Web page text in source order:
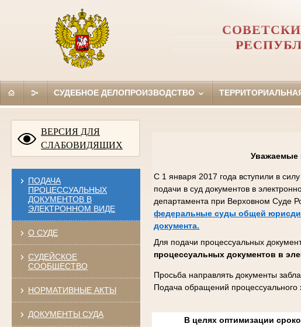
СУДЕБНОЕ ДЕЛОПРОИЗВОДСТВО
ВЕРСИЯ ДЛЯ
СЛАБОВИДЯЩИХ
ПОДАЧА
ПРОЦЕССУАЛЬНЫХ
ДОКУМЕНТОВ В
ЭЛЕКТРОННОМ ВИДЕ
О СУДЕ
СУДЕЙСКОЕ
СООБЩЕСТВО
НОРМАТИВНЫЕ АКТЫ
ДОКУМЕНТЫ СУДА
Уважаемые
С 1 января 2017 года вступили в
подачи в суд документов в
департамента при Верховном Суде
федеральные суды общей
документа.
Для подачи процессуальных
процессуальных документов в
Просьба направлять документы
Подача обращений процессуального
В целях оптимизации